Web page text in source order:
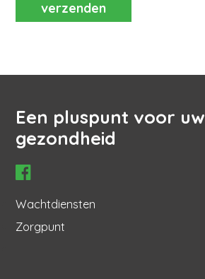
Een pluspunt voor uw
gezondheid
Hoofdnavigatie
Wachtdiensten
Zorgpunt